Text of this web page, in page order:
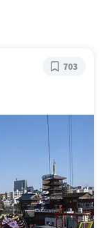
703